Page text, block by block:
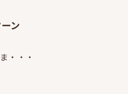
ン
・・・